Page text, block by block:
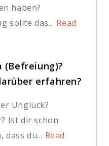
haben?
sollte das... Read
(Befreiung)?
erfahren?
Unglück?
Ist dir schon
dass du... Read